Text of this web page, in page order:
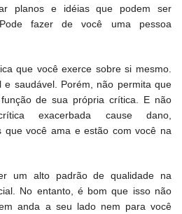
planos e idéias que podem ser
fazer de você uma pessoa
que você exerce sobre si mesmo.
e saudável. Porém, não permita que
de sua própria crítica. E não
exacerbada cause dano,
que você ama e estão com você na
um alto padrão de qualidade na
No entanto, é bom que isso não
anda a seu lado nem para você